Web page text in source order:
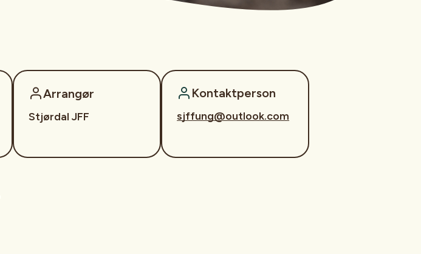
Arrangør
Stjørdal JFF
Kontaktperson
sjffung@outlook.com